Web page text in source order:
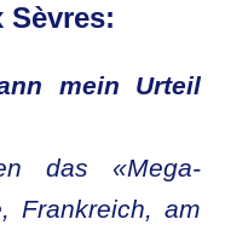
Sèvres:
mein Urteil
das «Mega-
Frankreich, am